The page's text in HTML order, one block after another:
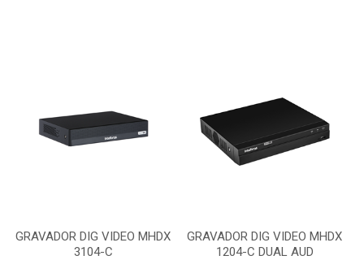
GRAVADOR DIG VIDEO MHDX
3104-C
GRAVADOR DIG VIDEO MHDX
1204-C DUAL AUD